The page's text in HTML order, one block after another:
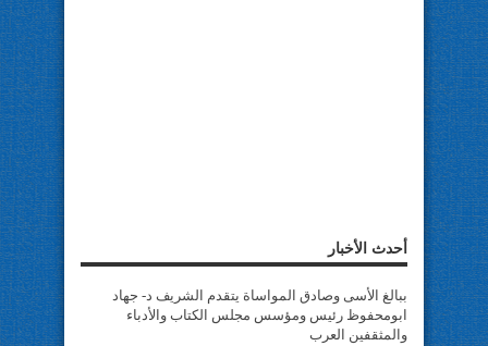
أحدث الأخبار
ببالغ الأسى وصادق المواساة يتقدم الشريف د- جهاد
ابومحفوظ رئيس ومؤسس مجلس الكتاب والأدباء
والمثقفين العرب